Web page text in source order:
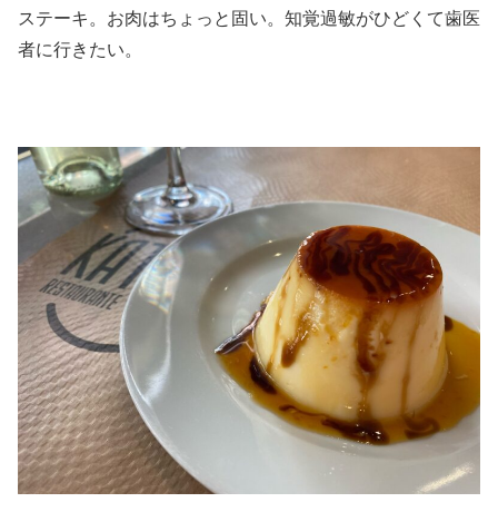
ステーキ。お肉はちょっと固い。知覚過敏がひどくて歯医
者に行きたい。